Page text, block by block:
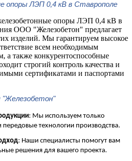
опоры ЛЭП 0,4 кВ в Ставрополе
опоры ЛЭП 0,4 кВ в
ООО "Железобетон" предлагает
изделий. Мы гарантируем высокое
всем необходимым
а также конкурентоспособные
строгий контроль качества и
сертификатами и паспортами
: Мы используем только
технологии производства.
: Наши специалисты помогут вам
решения для вашего проекта.